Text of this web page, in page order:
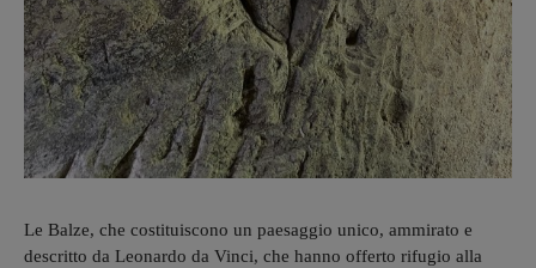
Le Balze, che costituiscono un paesaggio unico, ammirato e
descritto da Leonardo da Vinci, che hanno offerto rifugio alla